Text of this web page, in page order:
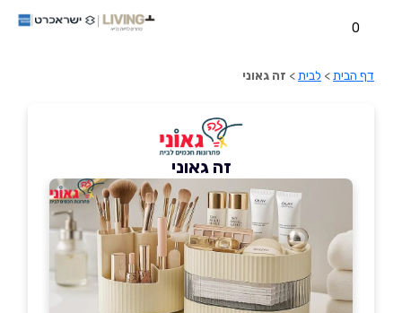
0
דף הבית> לבית> זה גאוני
זה גאוני